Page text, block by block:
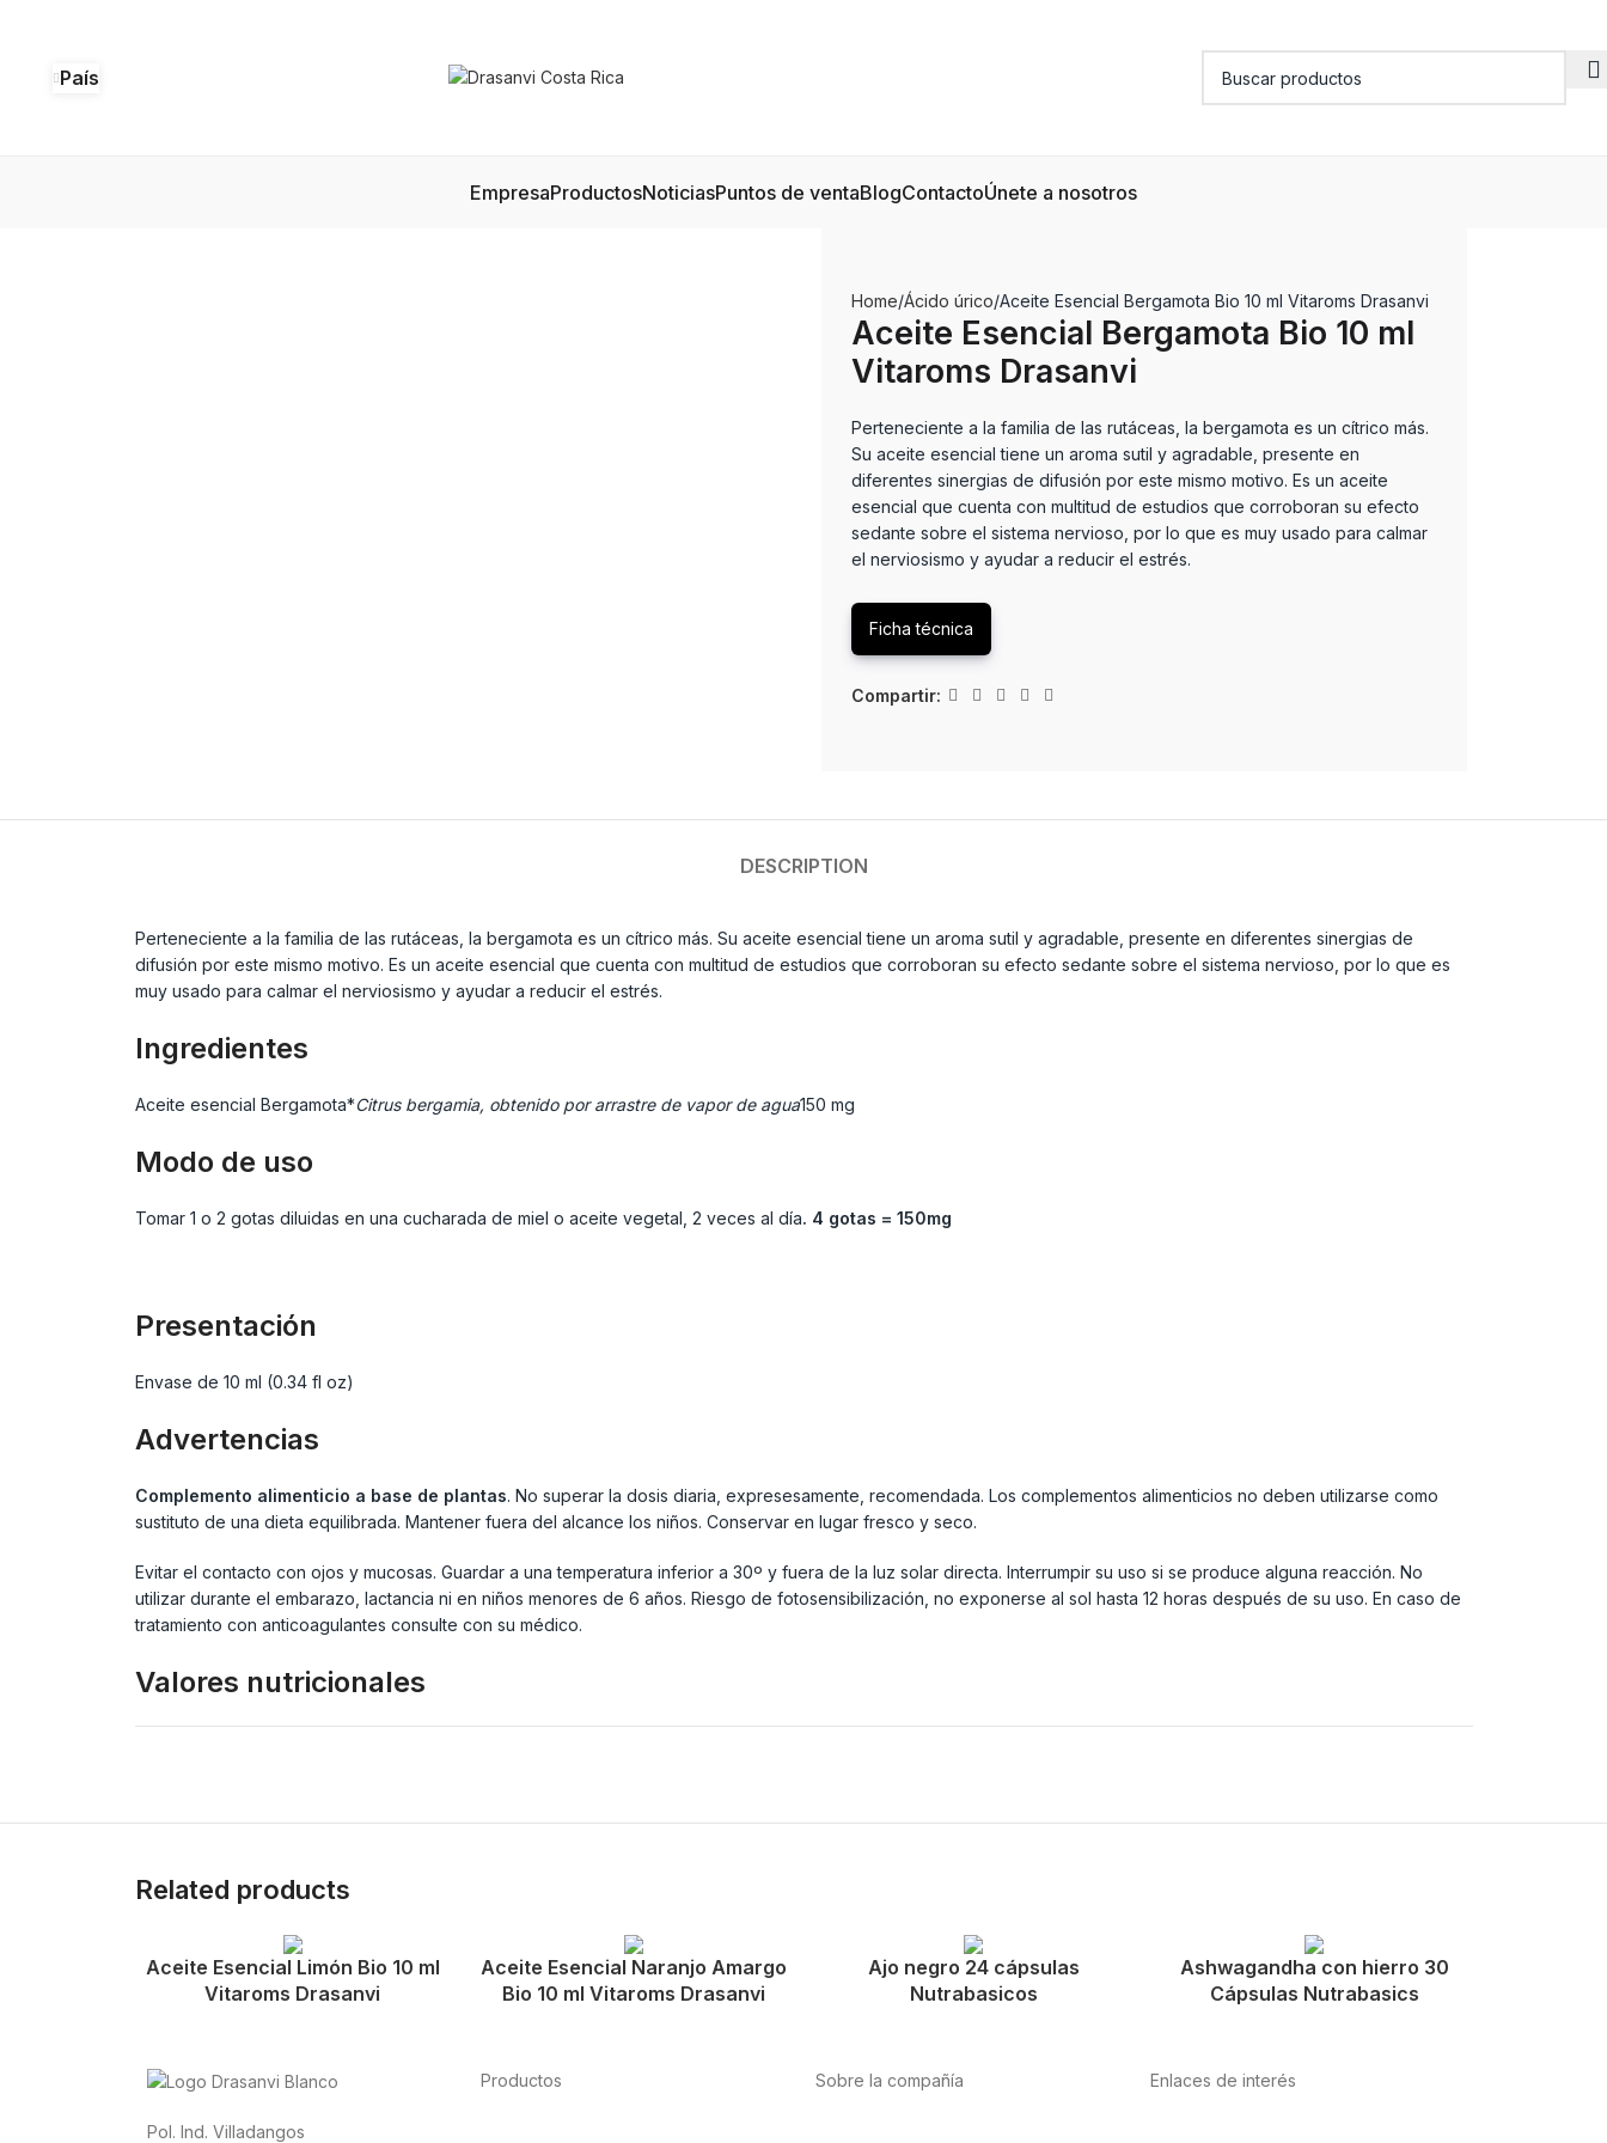
País
EmpresaProductosNoticiasPuntos de ventaBlogContactoÚnete a nosotros
Home Ácido úrico Aceite Esencial Bergamota Bio 10 ml Vitaroms Drasanvi
Aceite Esencial Bergamota Bio 10 ml
Vitaroms Drasanvi
Perteneciente a la familia de las rutáceas, la bergamota es un cítrico más.
Su aceite esencial tiene un aroma sutil y agradable, presente en
diferentes sinergias de difusión por este mismo motivo. Es un aceite
esencial que cuenta con multitud de estudios que corroboran su efecto
sedante sobre el sistema nervioso, por lo que es muy usado para calmar
el nerviosismo y ayudar a reducir el estrés.
Ficha técnica
Compartir:
DESCRIPTION
Perteneciente a la familia de las rutáceas, la bergamota es un cítrico más. Su aceite esencial tiene un aroma sutil y agradable, presente en diferentes sinergias de
difusión por este mismo motivo. Es un aceite esencial que cuenta con multitud de estudios que corroboran su efecto sedante sobre el sistema nervioso, por lo que es
muy usado para calmar el nerviosismo y ayudar a reducir el estrés.
Ingredientes
Aceite esencial Bergamota*Citrus bergamia, obtenido por arrastre de vapor de agua150 mg
Modo de uso
Tomar 1 o 2 gotas diluidas en una cucharada de miel o aceite vegetal, 2 veces al día. 4 gotas = 150mg
Presentación
Envase de 10 ml (0.34 fl oz)
Advertencias
Complemento alimenticio a base de plantas. No superar la dosis diaria, expresesamente, recomendada. Los complementos alimenticios no deben utilizarse como
sustituto de una dieta equilibrada. Mantener fuera del alcance los niños. Conservar en lugar fresco y seco.
Evitar el contacto con ojos y mucosas. Guardar a una temperatura inferior a 30º y fuera de la luz solar directa. Interrumpir su uso si se produce alguna reacción. No
utilizar durante el embarazo, lactancia ni en niños menores de 6 años. Riesgo de fotosensibilización, no exponerse al sol hasta 12 horas después de su uso. En caso de
tratamiento con anticoagulantes consulte con su médico.
Valores nutricionales
Related products
Aceite Esencial Limón Bio 10 ml
Vitaroms Drasanvi
Aceite Esencial Naranjo Amargo
Bio 10 ml Vitaroms Drasanvi
Ajo negro 24 cápsulas
Nutrabasicos
Ashwagandha con hierro 30
Cápsulas Nutrabasics
Pol. Ind. Villadangos
Productos Sobre la compañía Enlaces de interés